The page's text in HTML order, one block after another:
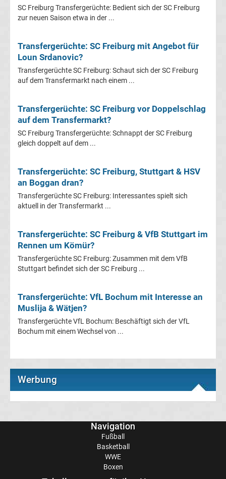
Bayer
Transfergerüchte
Bayern
Transfergerüchte
Dortmund
Transfergerüchte
Chemnitzer
FC
Dynamo
Dresden
Braunschweig
SC Freiburg Transfergerüchte: Bedient sich der SC Freiburg
zur neuen Saison etwa in der ...
Transfergerüchte: SC Freiburg mit Angebot für
Loun Srdanovic?
Transfergerüchte SC Freiburg: Schaut sich der SC Freiburg
auf dem Transfermarkt nach einem ...
Transfergerüchte: SC Freiburg vor Doppelschlag
auf dem Transfermarkt?
SC Freiburg Transfergerüchte: Schnappt der SC Freiburg
gleich doppelt auf dem ...
Transfergerüchte: SC Freiburg, Stuttgart & HSV
an Boggan dran?
Transfergerüchte SC Freiburg: Interessantes spielt sich
aktuell in der Transfermarkt ...
Transfergerüchte: SC Freiburg & VfB Stuttgart im
Rennen um Kömür?
Transfergerüchte SC Freiburg: Zusammen mit dem VfB
Stuttgart befindet sich der SC Freiburg ...
Transfergerüchte: VfL Bochum mit Interesse an
Muslija & Wätjen?
Transfergerüchte VfL Bochum: Beschäftigt sich der VfL
Bochum mit einem Wechsel von ...
Werbung
Navigation
Fußball
Basketball
WWE
Boxen